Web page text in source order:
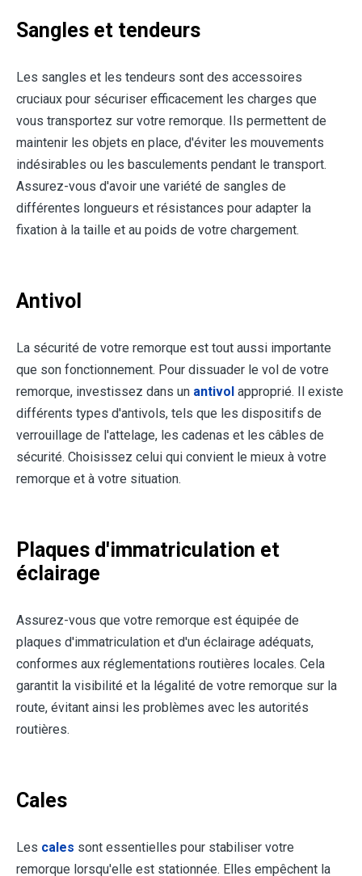
Sangles et tendeurs
Les sangles et les tendeurs sont des accessoires
cruciaux pour sécuriser efficacement les charges que
vous transportez sur votre remorque. Ils permettent de
maintenir les objets en place, d'éviter les mouvements
indésirables ou les basculements pendant le transport.
Assurez-vous d'avoir une variété de sangles de
différentes longueurs et résistances pour adapter la
fixation à la taille et au poids de votre chargement.
Antivol
La sécurité de votre remorque est tout aussi importante
que son fonctionnement. Pour dissuader le vol de votre
remorque, investissez dans un antivol approprié. Il existe
différents types d'antivols, tels que les dispositifs de
verrouillage de l'attelage, les cadenas et les câbles de
sécurité. Choisissez celui qui convient le mieux à votre
remorque et à votre situation.
Plaques d'immatriculation et
éclairage
Assurez-vous que votre remorque est équipée de
plaques d'immatriculation et d'un éclairage adéquats,
conformes aux réglementations routières locales. Cela
garantit la visibilité et la légalité de votre remorque sur la
route, évitant ainsi les problèmes avec les autorités
routières.
Cales
Les cales sont essentielles pour stabiliser votre
remorque lorsqu'elle est stationnée. Elles empêchent la